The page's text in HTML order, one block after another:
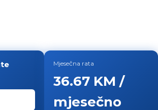
Mjesečna rata
36.67 KM /
mjesečno